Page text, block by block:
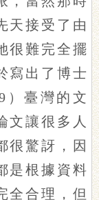
天接受了由
很難完全擺
寫出了博士
）臺灣的文
文讓很多人
很驚訝，因
是根據資料
全合理，但